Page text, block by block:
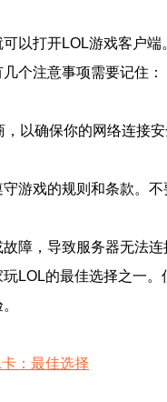
以打开LOL游戏客户
个注意事项需要记住：
以确保你的网络连接
游戏的规则和条款。
障，导致服务器无法
LOL的最佳选择之一
：最佳选择